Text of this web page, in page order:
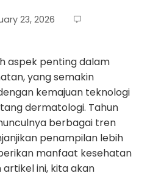
23, 2026
aspek penting dalam
yang semakin
kemajuan teknologi
dermatologi. Tahun
berbagai tren
penampilan lebih
manfaat kesehatan
artikel ini, kita akan